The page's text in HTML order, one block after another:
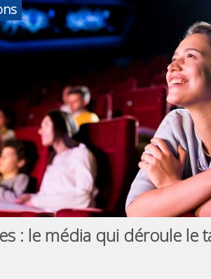
: le média qui déroule le